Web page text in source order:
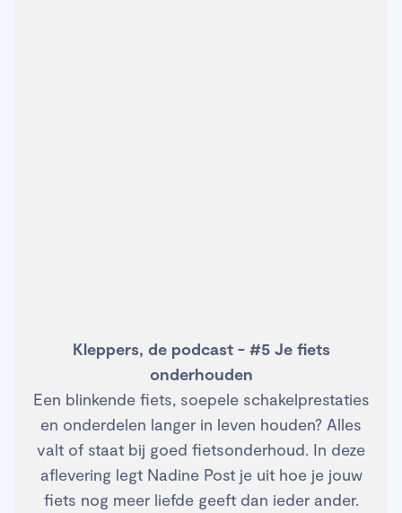
Kleppers, de podcast - #5 Je fiets
onderhouden
Een blinkende fiets, soepele schakelprestaties
en onderdelen langer in leven houden? Alles
valt of staat bij goed fietsonderhoud. In deze
aflevering legt Nadine Post je uit hoe je jouw
fiets nog meer liefde geeft dan ieder ander.